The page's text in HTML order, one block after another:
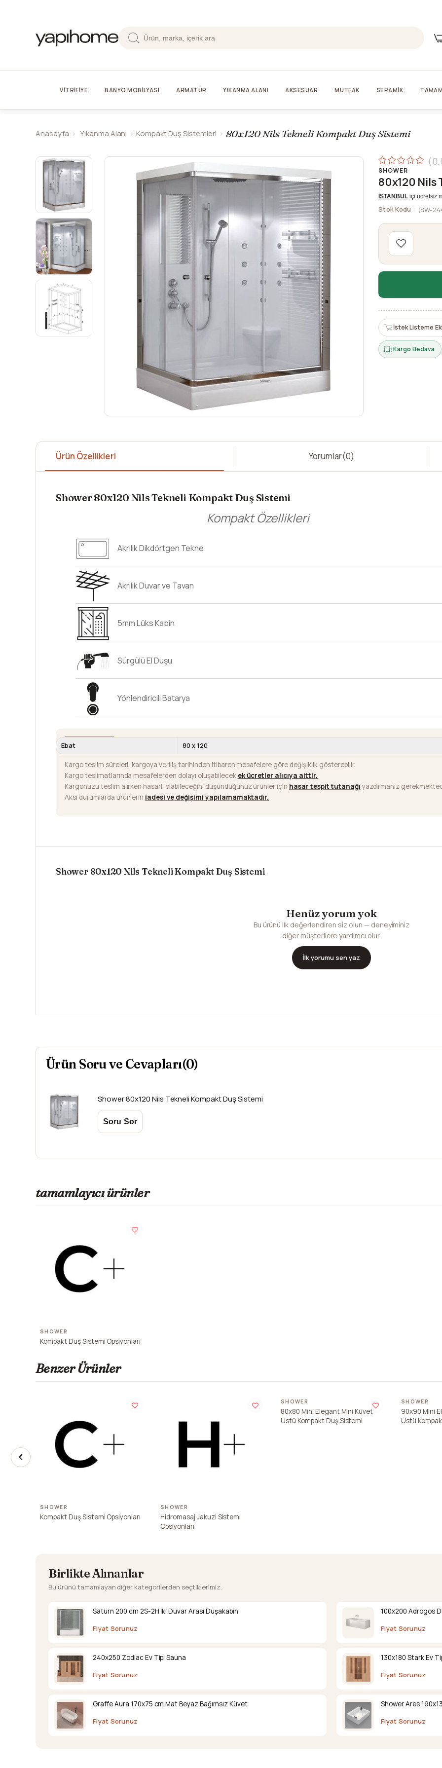
VİTRİFİYE BANYO MOBİLYASI ARMATÜR YIKANMA ALANI AKSESUAR MUTFAK SERAMİK
Anasayfa Yıkanma Alanı Kompakt Duş Sistemleri 80x120 Nils Tekneli Kompakt Duş Sistemi
SHOWER
80x120 Nils
İSTANBULiçi ücretsiz
Stok Kodu (SW-
İstek Listeme
Kargo Bedava
Ürün Özellikleri Yorumlar(0)
Shower 80x120 Nils Tekneli Kompakt Duş Sistemi
Kompakt Özellikleri
Akrilik Dikdörtgen Tekne
Akrilik Duvar ve Tavan
5mm Lüks Kabin
Sürgülü El Duşu
Yönlendiricili Batarya
Ebat 80 x 120
Kargo teslim süreleri, kargoya veriliş tarihinden itibaren mesafelere göre değişiklik gösterebilir.
Kargo teslimatlarında mesafelerden dolayı oluşabilecek ek ücretler alıcıya aittir.
Kargonuzu teslim alırken hasarlı olabileceğini düşündüğünüz ürünler için hasar tespit tutanağı yazdırmanız
Aksi durumlarda ürünlerin iadesi ve değişimi yapılamamaktadır.
Shower 80x120 Nils Tekneli Kompakt Duş Sistemi
Henüz yorum yok
Bu ürünü ilk değerlendiren siz olun — deneyiminiz
diğer müşterilere yardımcı olur.
İlk yorumu sen yaz
Ürün Soru ve Cevapları(0)
Shower80x120 Nils Tekneli Kompakt Duş Sistemi
tamamlayıcı ürünler
SHOWER
Kompakt Duş Sistemi Opsiyonları
Benzer Ürünler
SHOWER
Kompakt Duş Sistemi Opsiyonları
SHOWER
Hidromasaj Jakuzi Sistemi
Opsiyonları
SHOWER
80x80 Mini Elegant Mini Küvet
Üstü Kompakt Duş Sistemi
SHOWER
90x90 Mini
Üstü
Birlikte Alınanlar
Bu ürünü tamamlayan diğer kategorilerden seçtiklerimiz.
Satürn 200 cm 2S-2H İki Duvar Arası Duşakabin
Fiyat Sorunuz
100x200 Adrogos
Fiyat Sorunuz
240x250 Zodiac Ev Tipi Sauna
Fiyat Sorunuz
130x180 Stark Ev
Fiyat Sorunuz
Graffe Aura 170x75 cm Mat Beyaz Bağımsız Küvet
Fiyat Sorunuz
Shower Ares
Fiyat Sorunuz